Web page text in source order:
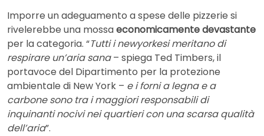
Imporre un adeguamento a spese delle pizzerie si
rivelerebbe una mossaeconomicamente devastante
per la categoria. “Tutti i newyorkesi meritano di
respirare un’aria sana– spiega Ted Timbers, il
portavoce del Dipartimento per la protezione
ambientale di New York – e i forni a legna e a
carbone sono tra i maggiori responsabili di
inquinanti nocivi nei quartieri con una scarsa qualità
dell’aria”.